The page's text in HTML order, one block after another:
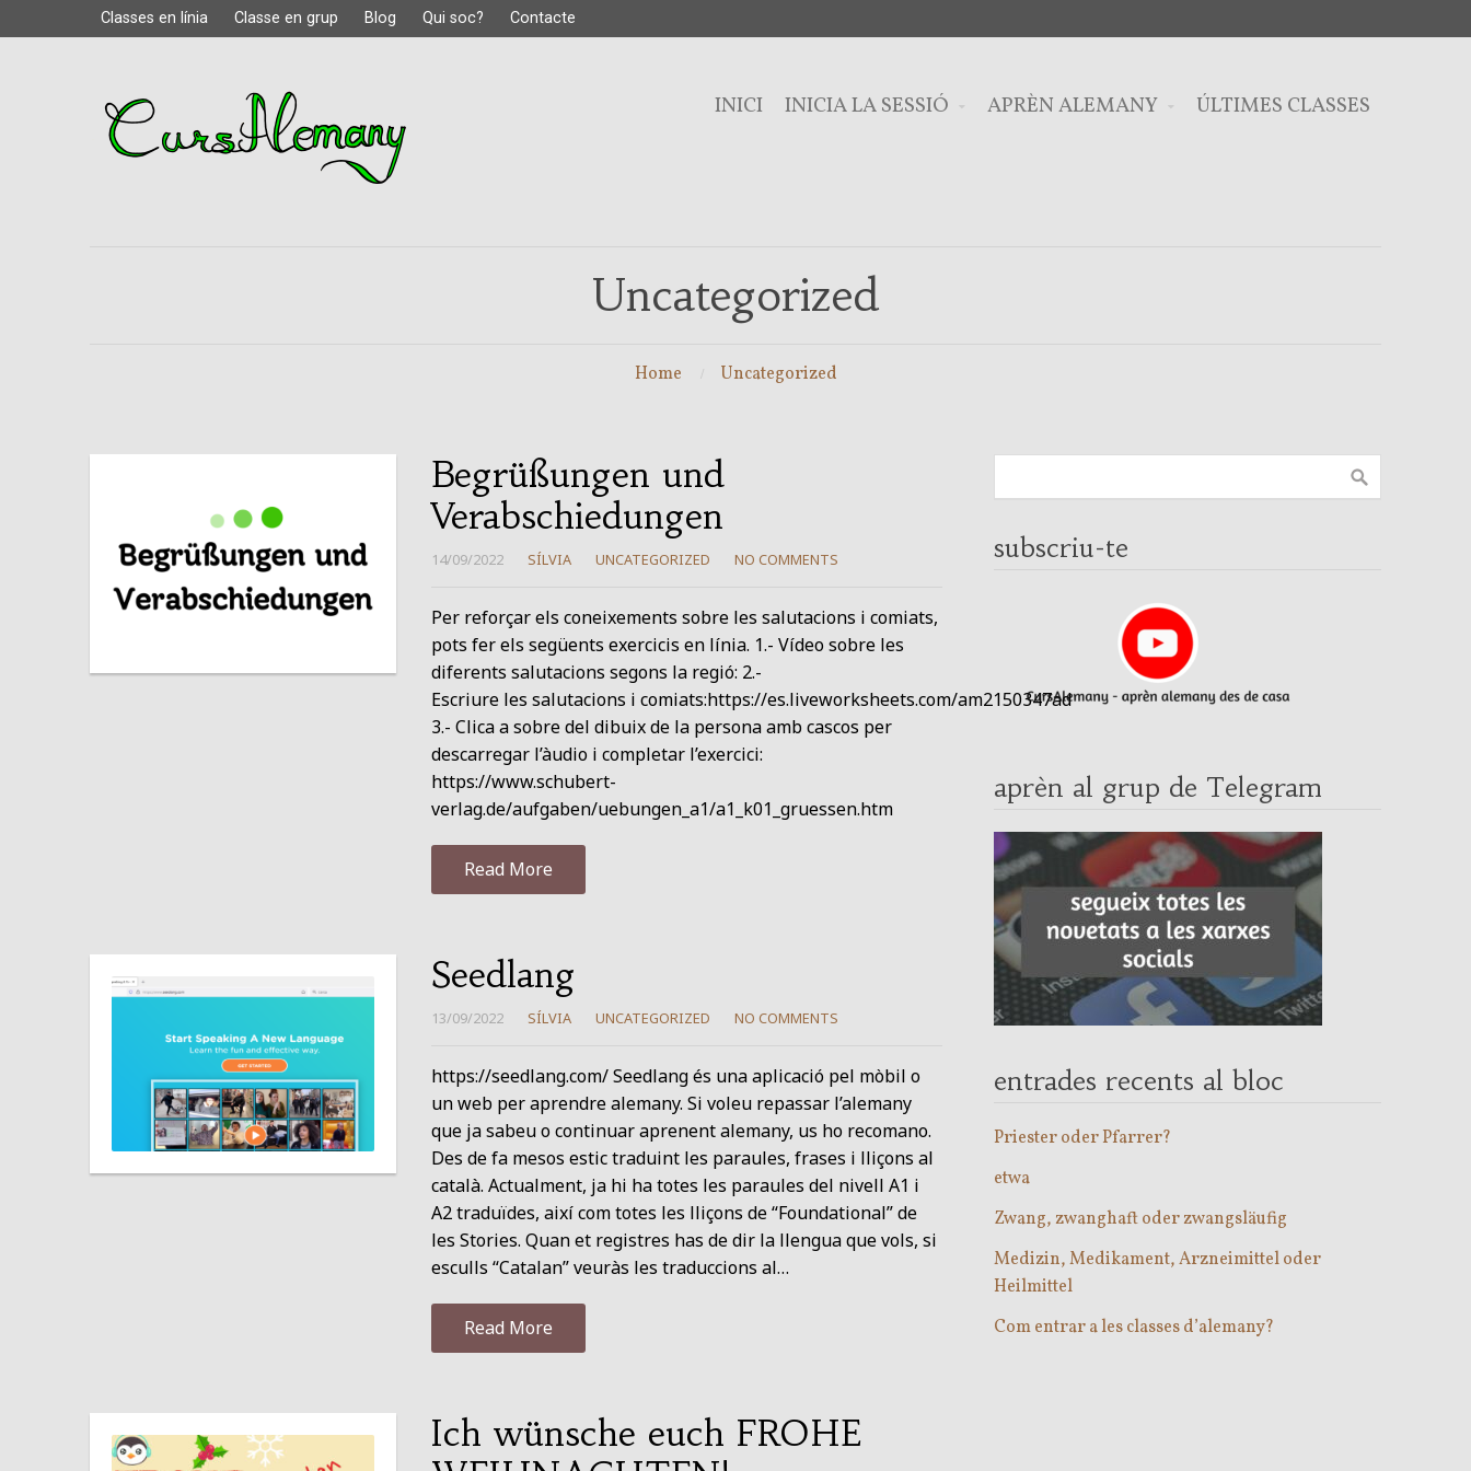
Classes en línia Classe en grup Blog Qui soc? Contacte
INICI INICIA LA SESSIÓ APRÈN ALEMANY ÚLTIMES CLASSES
Uncategorized
Home Uncategorized
Begrüßungen und
Verabschiedungen
14/09/2022 SÍLVIA UNCATEGORIZED NO COMMENTS
Per reforçar els coneixements sobre les salutacions i comiats,
pots fer els següents exercicis en línia. 1.- Vídeo sobre les
diferents salutacions segons la regió: 2.-
Escriure les salutacions i comiats:https://es.liveworksheets.com/am2150347ad
3.- Clica a sobre del dibuix de la persona amb cascos per
descarregar l’àudio i completar l’exercici:
https://www.schubert-
verlag.de/aufgaben/uebungen_a1/a1_k01_gruessen.htm
Read More
Seedlang
13/09/2022 SÍLVIA UNCATEGORIZED NO COMMENTS
https://seedlang.com/ Seedlang és una aplicació pel mòbil o
un web per aprendre alemany. Si voleu repassar l’alemany
que ja sabeu o continuar aprenent alemany, us ho recomano.
Des de fa mesos estic traduint les paraules, frases i lliçons al
català. Actualment, ja hi ha totes les paraules del nivell A1 i
A2 traduïdes, així com totes les lliçons de “Foundational” de
les Stories. Quan et registres has de dir la llengua que vols, si
esculls “Catalan” veuràs les traduccions al…
Read More
Ich wünsche euch FROHE
subscriu-te
aprèn al grup de Telegram
entrades recents al bloc
Priester oder Pfarrer?
etwa
Zwang, zwanghaft oder zwangsläufig
Medizin, Medikament, Arzneimittel oder
Heilmittel
Com entrar a les classes d’alemany?